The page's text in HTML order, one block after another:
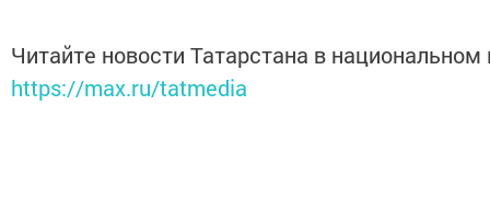
Читайте новости Татарстана в
https://max.ru/tatmedia